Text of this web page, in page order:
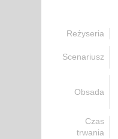
Reżyseria
Scenariusz
Obsada
Czas
trwania